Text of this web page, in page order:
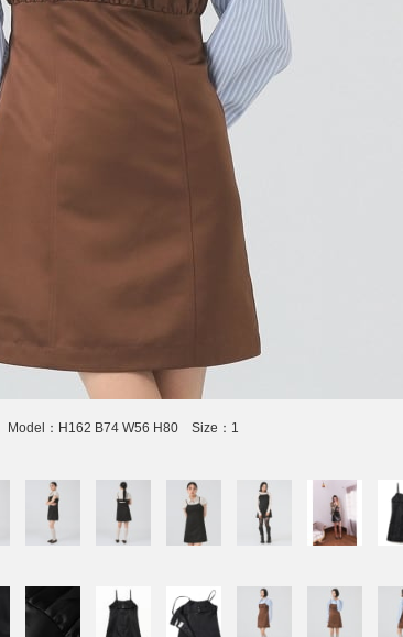
Model：H162 B74 W56 H80 Size：1